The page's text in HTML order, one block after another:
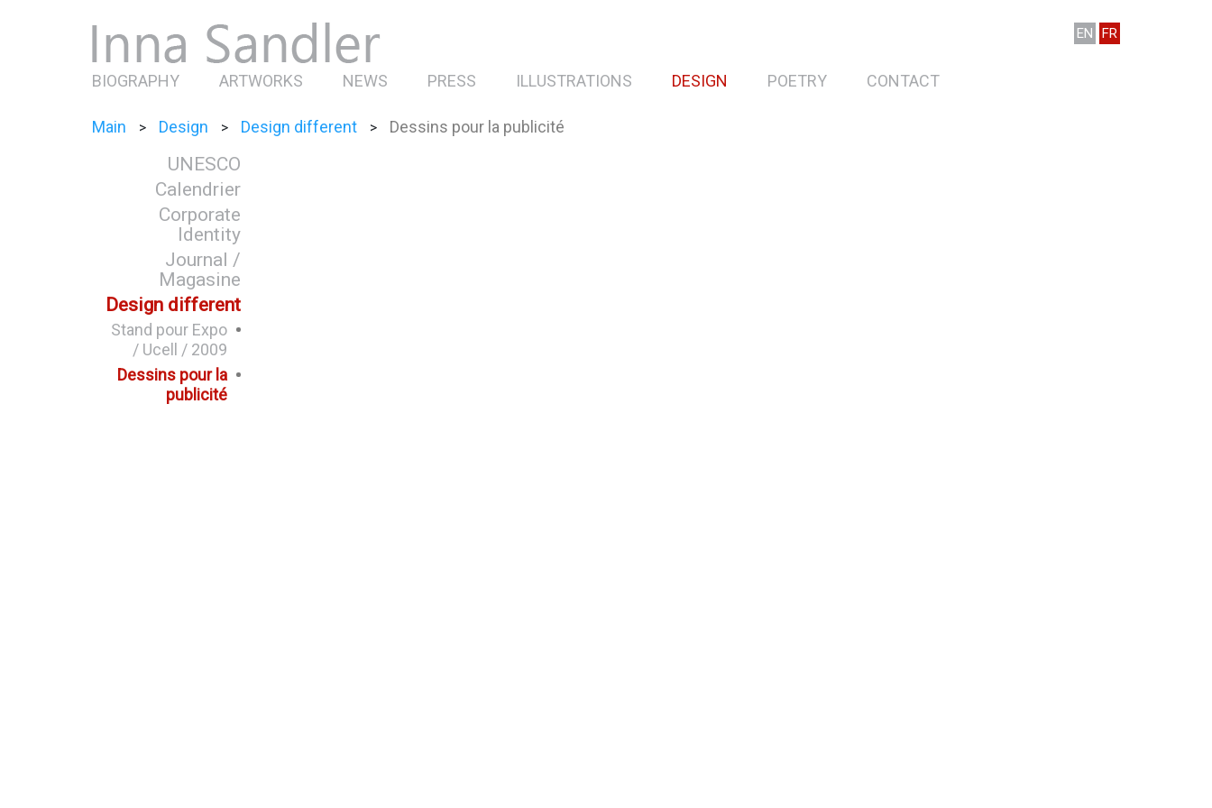
EN FR
BIOGRAPHY ARTWORKS NEWS PRESS ILLUSTRATIONS DESIGN POETRY CONTACT
Main > Design > Design different > Dessins pour la publicité
UNESCO
Calendrier
Corporate
Identity
Journal /
Magasine
Design different
Stand pour Expo
/ Ucell / 2009
Dessins pour la
publicité